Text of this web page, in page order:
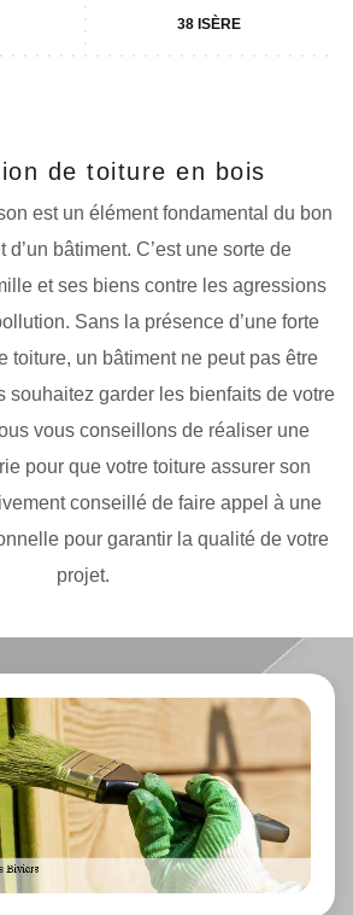
38 ISÈRE
de toiture en bois
est un élément fondamental du bon
d’un bâtiment. C’est une sorte de
et ses biens contre les agressions
Sans la présence d’une forte
toiture, un bâtiment ne peut pas être
souhaitez garder les bienfaits de votre
vous conseillons de réaliser une
pour que votre toiture assurer son
conseillé de faire appel à une
pour garantir la qualité de votre
projet.